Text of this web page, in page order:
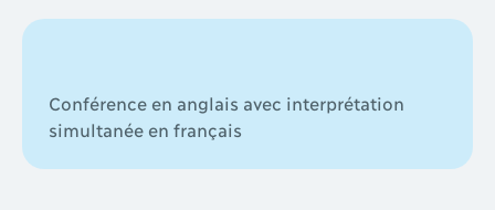
Conférence en anglais avec interprétation
simultanée en français